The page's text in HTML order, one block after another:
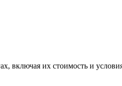
включая их стоимость и